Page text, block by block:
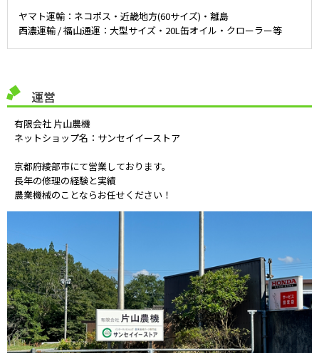
ヤマト運輸：ネコポス・近畿地方(60サイズ)・離島
西濃運輸 / 福山通運：大型サイズ・20L缶オイル・クローラー等
運営
有限会社 片山農機
ネットショップ名：サンセイイーストア
京都府綾部市にて営業しております。
長年の修理の経験と実績
農業機械のことならお任せください！